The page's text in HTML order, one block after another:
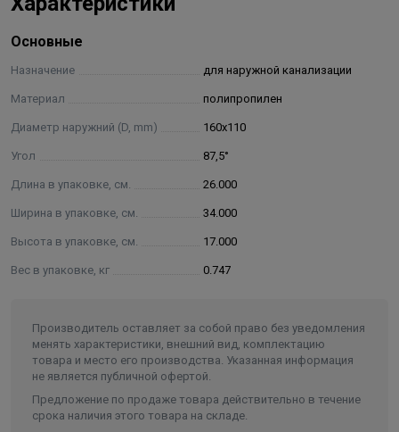
обладающие высокой эластичностью. Обработка
свойства во время транспортировки и хранения.
Основные
Назначение для наружной канализации
Материал полипропилен
Диаметр наружний (D, mm) 160х110
Угол 87,5°
Длина в упаковке, см. 26.000
Ширина в упаковке, см. 34.000
Высота в упаковке, см. 17.000
Вес в упаковке, кг 0.747
Производитель оставляет за собой право без уведомления
менять характеристики, внешний вид, комплектацию
товара и место его производства. Указанная информация
не является публичной офертой.
Предложение по продаже товара действительно в течение
срока наличия этого товара на складе.